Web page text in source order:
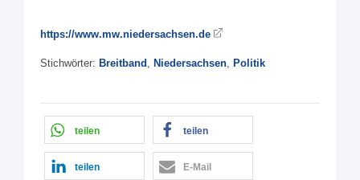
https://www.mw.niedersachsen.de
Stichwörter: Breitband Niedersachsen Politik
teilen teilen
teilen E-Mail